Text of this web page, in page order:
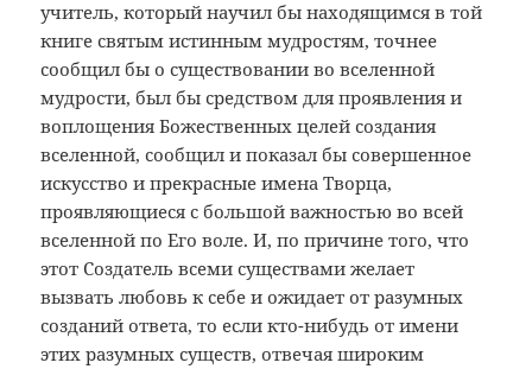
учитель, который научил бы находящимся в той
книге святым истинным мудростям, точнее
сообщил бы о существовании во вселенной
мудрости, был бы средством для проявления и
воплощения Божественных целей создания
вселенной, сообщил и показал бы совершенное
искусство и прекрасные имена Творца,
проявляющиеся с большой важностью во всей
вселенной по Его воле. И, по причине того, что
этот Создатель всеми существами желает
вызвать любовь к себе и ожидает от разумных
созданий ответа, то если кто-нибудь от имени
этих разумных существ, отвечая широким